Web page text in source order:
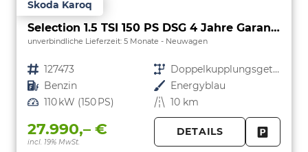
Skoda Karoq
Selection 1.5 TSI 150 PS DSG 4 Jahre Garantie-Keyless Start-AppleCarPlay-AndroidAuto-Sunset-Tempomat-2-Zonen-Klima-16''Alu
unverbindliche Lieferzeit: 5 Monate Neuwagen
Fahrzeugnr. 127473 Getriebe
Doppelkupplungsgetriebe (DSG)
Kraftstoff Benzin Außenfarbe Energyblau
Leistung 110 kW (150 PS) Kilometerstand 10 km
27.990,– €
incl. 19% MwSt.
DETAILS